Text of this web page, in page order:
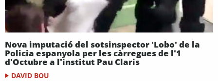
Nova imputació del sotsinspector 'Lobo' de la
Policia espanyola per les càrregues de l'1
d'Octubre a l'institut Pau Claris
DAVID BOU